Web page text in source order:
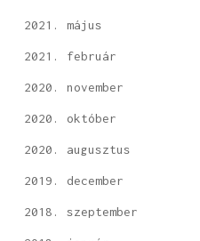
2021. május
2021. február
2020. november
2020. október
2020. augusztus
2019. december
2018. szeptember